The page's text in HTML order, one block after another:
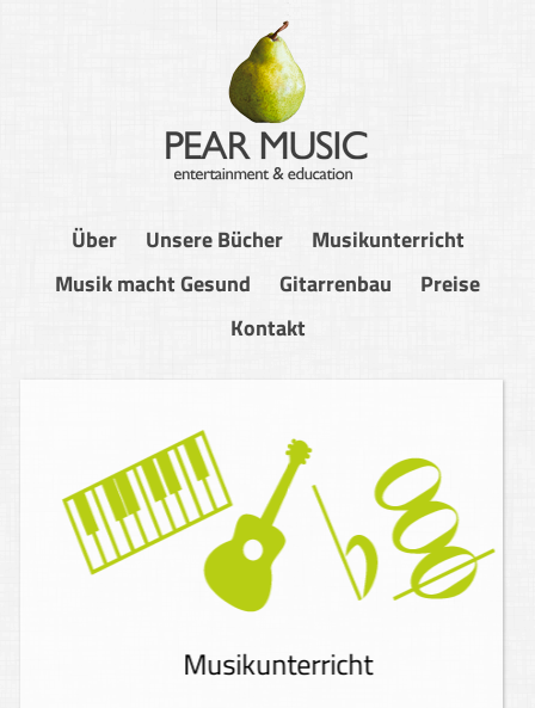
Über Unsere Bücher
Musikunterricht
Musik macht Gesund
Gitarrenbau
Preise
Kontakt
Musikunterricht